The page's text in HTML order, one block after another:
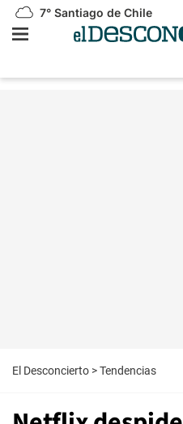
7° Santiago de Chile
El Desconcierto >Tendencias